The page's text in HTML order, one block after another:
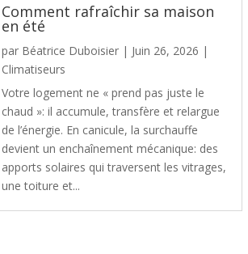
Comment rafraîchir sa maison
en été
par Béatrice Duboisier| Juin 26, 2026 |
Climatiseurs
Votre logement ne « prend pas juste le
chaud »: il accumule, transfère et relargue
de l’énergie. En canicule, la surchauffe
devient un enchaînement mécanique: des
apports solaires qui traversent les vitrages,
une toiture et...